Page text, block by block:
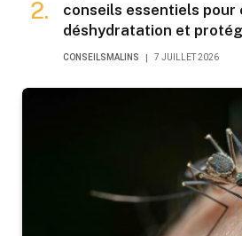
conseils essentiels pour
déshydratation et
CONSEILSMALINS 7 JUILLET 2026